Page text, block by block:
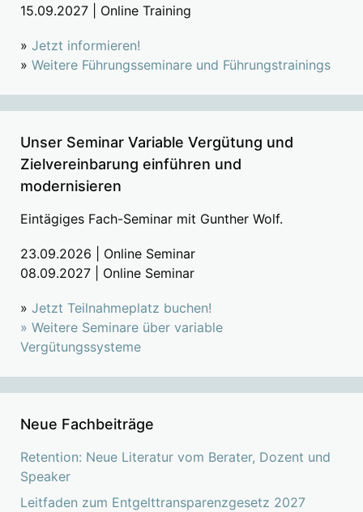
15.09.2027 | Online Training
» Jetzt informieren!
» Weitere Führungsseminare und Führungstrainings
Unser Seminar Variable Vergütung und
Zielvereinbarung einführen und
modernisieren
Eintägiges Fach-Seminar mit Gunther Wolf.
23.09.2026 | Online Seminar
08.09.2027 | Online Seminar
» Jetzt Teilnahmeplatz buchen!
» Weitere Seminare über variable
Vergütungssysteme
Neue Fachbeiträge
Retention: Neue Literatur vom Berater, Dozent und
Speaker
Leitfaden zum Entgelttransparenzgesetz 2027